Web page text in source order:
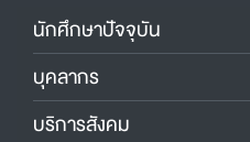
นักศึกษาปัจจุบัน
บุคลากร
บริการสังคม